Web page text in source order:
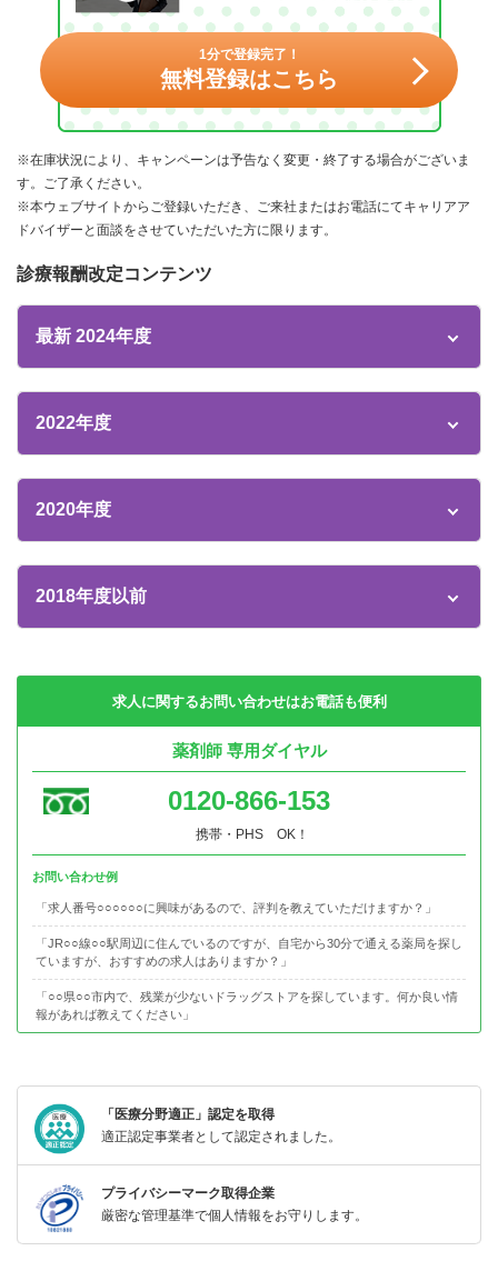
※在庫状況により、キャンペーンは予告なく変更・終了する場合がございま
す。ご了承ください。
※本ウェブサイトからご登録いただき、ご来社またはお電話にてキャリアア
ドバイザーと面談をさせていただいた方に限ります。
1分で登録完了！
無料登録はこちら
診療報酬改定コンテンツ
最新 2024年度
2022年度
2020年度
2018年度以前
求人に関するお問い合わせはお電話も便利
薬剤師 専用ダイヤル
0120-866-153
携帯・PHS OK！
お問い合わせ例
「求人番号○○○○○○に興味があるので、評判を教えていただけますか？」
「JR○○線○○駅周辺に住んでいるのですが、自宅から30分で通える薬局を探し
ていますが、おすすめの求人はありますか？」
「○○県○○市内で、残業が少ないドラッグストアを探しています。何か良い情
報があれば教えてください」
「医療分野適正」認定を取得
適正認定事業者として認定されました。
プライバシーマーク取得企業
厳密な管理基準で個人情報をお守りします。